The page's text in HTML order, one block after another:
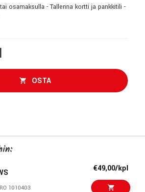
osamaksulla - Tallenna kortti ja pankkitili -
OSTA
1010403
€49,00/kpl